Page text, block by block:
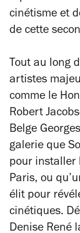
cinétisme et
de cette
Tout au long
artistes
comme le
Robert
Belge
galerie que
pour installer
Paris, ou
élit pour
cinétiques.
Denise René